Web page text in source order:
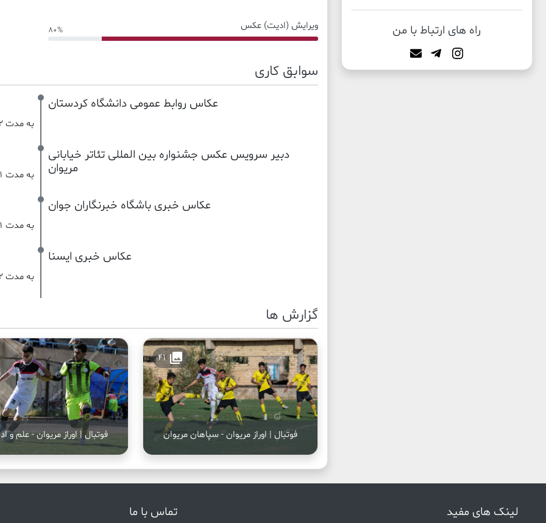
راه های ارتباط با من ویرایش (ادیت) عکس 80%
80% Complete
سوابق کاری
عکاس روابط عمومی دانشگاه کردستان
به مدت 2 سال
دبیر سرویس عکس جشنواره بین المللی تئاتر خیابانی
مریوان
به مدت 1 سال
عکاس خبری باشگاه خبرنگاران جوان
به مدت 1 سال
عکاس خبری ایسنا
به مدت 2 سال
گزارش ها
فوتبال | اوراز مریوان - سپاهان مریوان
collections
41
فوتبال | اوراز مریوان - علم و
لینک های مفید تماس با ما